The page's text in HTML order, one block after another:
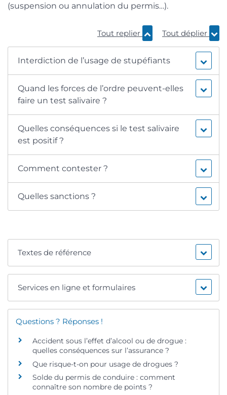
(suspension ou annulation du permis…).
Tout replier Tout déplier
Interdiction de l’usage de stupéfiants
Quand les forces de l’ordre peuvent-elles
faire un test salivaire ?
Quelles conséquences si le test salivaire
est positif ?
Comment contester ?
Quelles sanctions ?
Textes de référence
Services en ligne et formulaires
Questions ? Réponses !
Accident sous l’effet d’alcool ou de drogue :
quelles conséquences sur l’assurance ?
Que risque-t-on pour usage de drogues ?
Solde du permis de conduire : comment
connaître son nombre de points ?